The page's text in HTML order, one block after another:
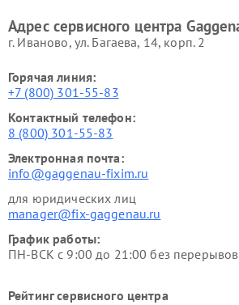
Адрес сервисного центра
г. Иваново, ул. Багаева, 14, корп. 2
Горячая линия:
+7 (800) 301-55-83
Контактный телефон:
8 (800) 301-55-83
Электронная почта:
info@gaggenau-fixim.ru
для юридических лиц
manager@fix-gaggenau.ru
График работы:
ПН-ВСК с 9:00 до 21:00 без
Рейтинг сервисного центра